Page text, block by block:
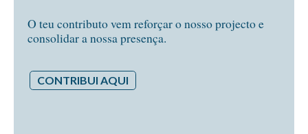
O teu contributo vem reforçar o nosso projecto e
consolidar a nossa presença.
CONTRIBUI AQUI